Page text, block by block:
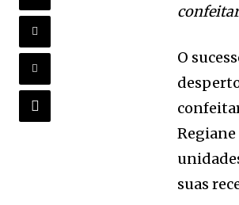
O
suas